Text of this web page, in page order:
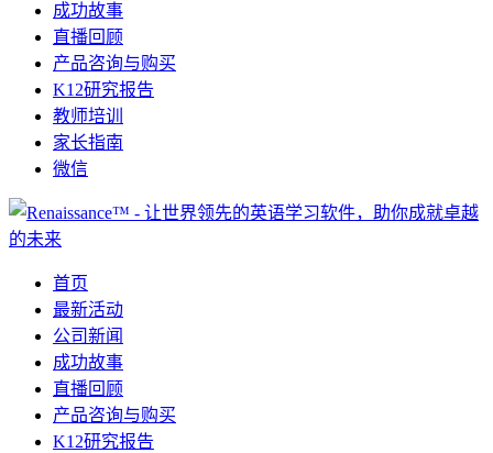
成功故事
直播回顾
产品咨询与购买
K12研究报告
教师培训
家长指南
微信
首页
最新活动
公司新闻
成功故事
直播回顾
产品咨询与购买
K12研究报告